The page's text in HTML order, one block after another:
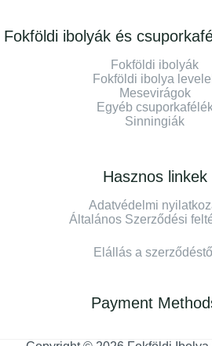
Fokföldi ibolyák és
Fokföldi ibolyák
Fokföldi ibolya
Mesevirágok
Egyéb
Sinningiák
Hasznos linkek
Adatvédelmi
Általános Szerződési
Elállás a szerződéstől
Payment